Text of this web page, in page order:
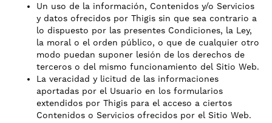
Un uso de la información, Contenidos y/o Servicios
y datos ofrecidos por Thigis sin que sea contrario a
lo dispuesto por las presentes Condiciones, la Ley,
la moral o el orden público, o que de cualquier otro
modo puedan suponer lesión de los derechos de
terceros o del mismo funcionamiento del Sitio Web.
La veracidad y licitud de las informaciones
aportadas por el Usuario en los formularios
extendidos por Thigis para el acceso a ciertos
Contenidos o Servicios ofrecidos por el Sitio Web.